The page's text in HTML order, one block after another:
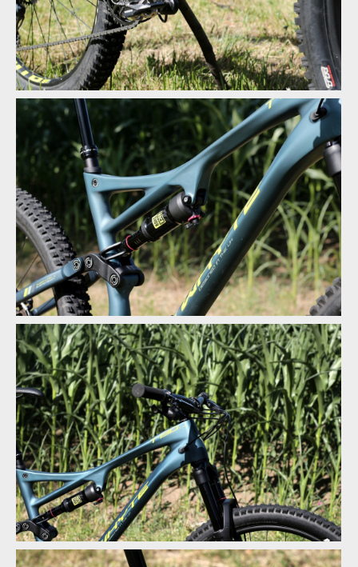
Test: Whyte T130 - trailbike, co si jede ve vlastní kategorii
Test: Whyte T130 - trailbike, co si jede ve vlastní kategorii
Test: Whyte T130 - trailbike, co si jede ve vlastní kategorii
Test: Whyte T130 - trailbike, co si jede ve vlastní kategorii
Test: Whyte T130 - trailbike, co si jede ve vlastní kategorii
Test: Whyte T130 - trailbike, co si jede ve vlastní kategorii
Test: Whyte T130 - trailbike, co si jede ve vlastní kategorii
Test: Whyte T130 - trailbike, co si jede ve vlastní kategorii
Test: Whyte T130 - trailbike, co si jede ve vlastní kategorii
Test: Whyte T130 - trailbike, co si jede ve vlastní kategorii
Test: Whyte T130 - trailbike, co si jede ve vlastní kategorii
Test: Whyte T130 - trailbike, co si jede ve vlastní kategorii
Test: Whyte T130 - trailbike, co si jede ve vlastní kategorii